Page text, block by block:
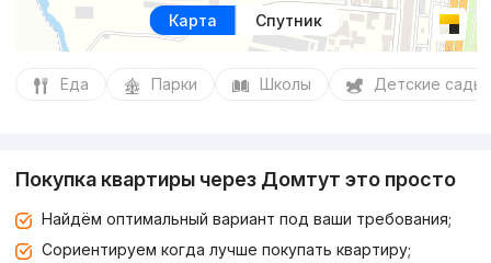
Карта Спутник
Еда Парки Школы Детские сады
Покупка квартиры через Домтут это просто
Найдём оптимальный вариант под ваши требования;
Сориентируем когда лучше покупать квартиру;